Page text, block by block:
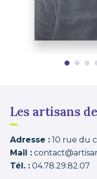
Les artisans
Adresse : 10 rue du
Mail :
Tél. : 04.78.29.82.07